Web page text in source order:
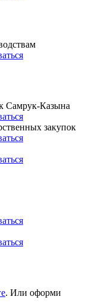
Самрук-Казына
закупок
. Или оформи